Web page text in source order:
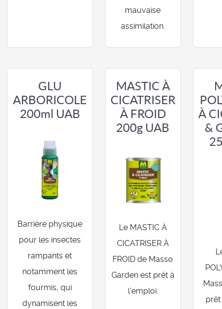
mauvaise
assimilation.
GLU
ARBORICOLE
200ml UAB
Barrière physique
pour les insectes
rampants et
notamment les
fourmis, qui
dynamisent les
MASTIC À
CICATRISER
À FROID
200g UAB
Le MASTIC À
CICATRISER À
FROID de Masso
Garden est prêt à
l’emploi.
À
&
prêt